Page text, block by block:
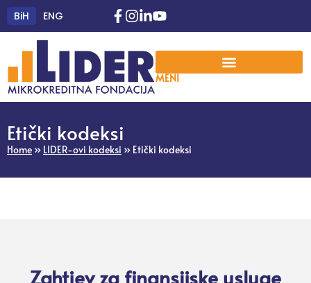
BiH ENG
MENI
Etički kodeksi
Home » LIDER-ovi kodeksi » Etički kodeksi
Zahtjev za finansijske usluge